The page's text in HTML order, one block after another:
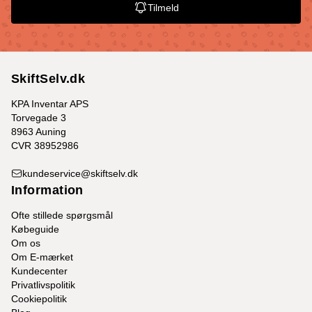
Tilmeld
SkiftSelv.dk
KPA Inventar APS
Torvegade 3
8963 Auning
CVR 38952986
kundeservice@skiftselv.dk
Information
Ofte stillede spørgsmål
Købeguide
Om os
Om E-mærket
Kundecenter
Privatlivspolitik
Cookiepolitik